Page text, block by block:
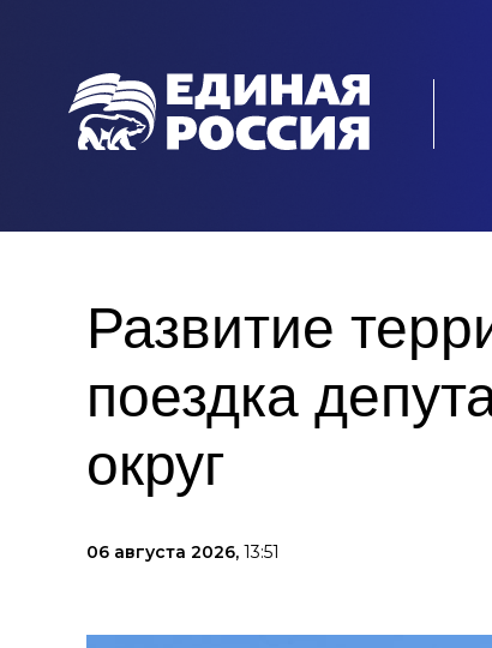
Развитие
поездка
округ
06 августа 2026, 13:51